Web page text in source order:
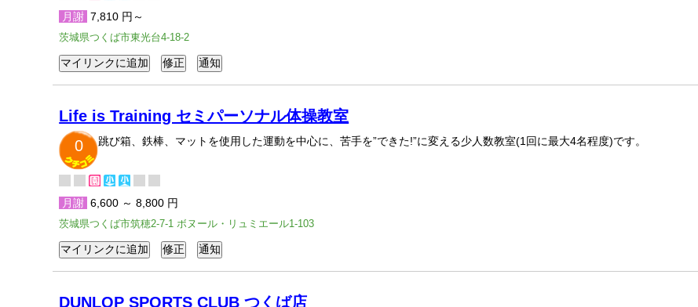
月謝 7,810 円～
茨城県つくば市東光台4-18-2
Life is Training セミパーソナル体操教室
0
跳び箱、鉄棒、マットを使用した運動を中心に、苦手を”できた!”に変える少人数教室(1回に最大4名程度)です。
月謝 6,600 ～ 8,800 円
茨城県つくば市筑穂2-7-1 ボヌール・リュミエール1-103
DUNLOP SPORTS CLUB つくば店